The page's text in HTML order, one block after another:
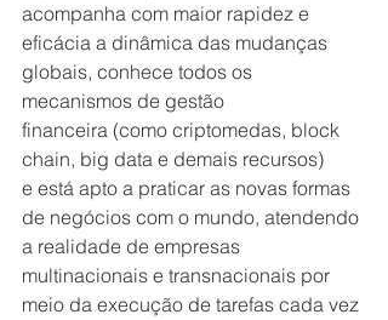
acompanha com maior rapidez e
eficácia a dinâmica das mudanças
globais, conhece todos os
mecanismos de gestão
financeira (como criptomedas, block
chain, big data e demais recursos)
e está apto a praticar as novas formas
de negócios com o mundo, atendendo
a realidade de empresas
multinacionais e transnacionais por
meio da execução de tarefas cada vez